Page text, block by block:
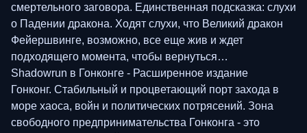
смертельного заговора. Единственная подсказка: слухи
о Падении дракона. Ходят слухи, что Великий дракон
Фейершвинге, возможно, все еще жив и ждет
подходящего момента, чтобы вернуться…
Shadowrun в Гонконге - Расширенное издание
Гонконг. Стабильный и процветающий порт захода в
море хаоса, войн и политических потрясений. Зона
свободного предпринимательства Гонконга - это